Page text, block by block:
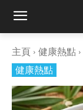
主頁 健康熱點
健康熱點